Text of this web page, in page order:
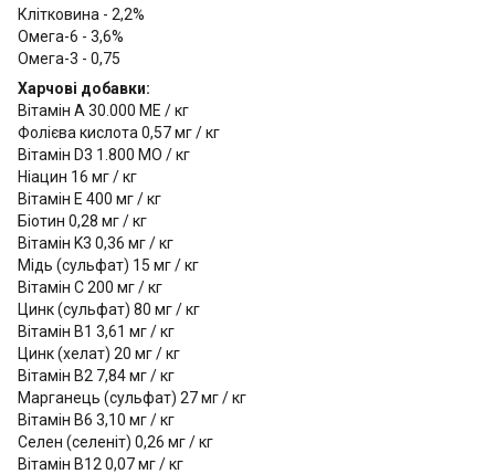
Клітковина - 2,2%
Омега-6 - 3,6%
Омега-3 - 0,75
Харчові добавки:
Вітамін A 30.000 МЕ / кг
Фолієва кислота 0,57 мг / кг
Вітамін D3 1.800 МО / кг
Ніацин 16 мг / кг
Вітамін E 400 мг / кг
Біотин 0,28 мг / кг
Вітамін K3 0,36 мг / кг
Мідь (сульфат) 15 мг / кг
Вітамін C 200 мг / кг
Цинк (сульфат) 80 мг / кг
Вітамін B1 3,61 мг / кг
Цинк (хелат) 20 мг / кг
Вітамін B2 7,84 мг / кг
Марганець (сульфат) 27 мг / кг
Вітамін B6 3,10 мг / кг
Селен (селеніт) 0,26 мг / кг
Вітамін B12 0,07 мг / кг